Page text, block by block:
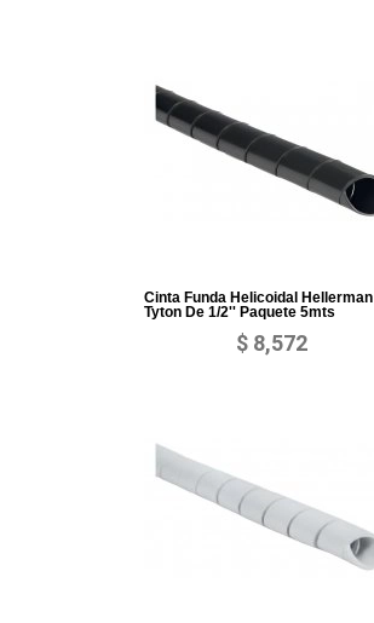
Cinta Funda Helicoidal Hellerman
Tyton De 1/2'' Paquete 5mts
$ 8,572